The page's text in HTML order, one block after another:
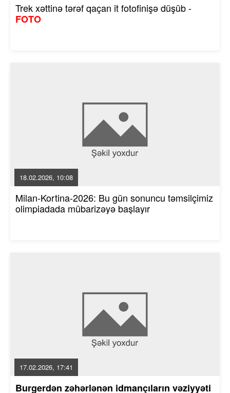
Trek xəttinə tərəf qaçan it fotofinişə düşüb -
FOTO
18.02.2026, 10:08
Milan-Kortina-2026: Bu gün sonuncu təmsilçimiz
olimpiadada mübarizəyə başlayır
17.02.2026, 17:41
Burgerdən zəhərlənən idmançıların vəziyyəti